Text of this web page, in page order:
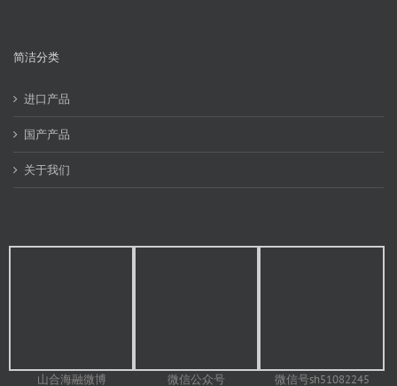
简洁分类
进口产品
国产产品
关于我们
山合海融微博 微信公众号 微信号sh51082245